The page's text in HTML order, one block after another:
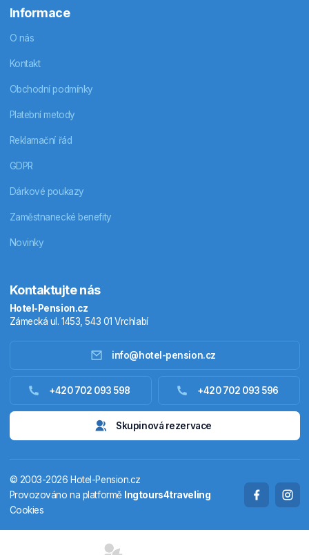
Ubytování zahraniční
Termály
Chaty a chalupy
Informace
O nás
Kontakt
Obchodní podmínky
Platební metody
Reklamační řád
GDPR
Dárkové poukazy
Zaměstnanecké benefity
Novinky
Kontaktujte nás
Hotel-Pension.cz
Zámecká ul. 1453, 543 01 Vrchlabí
info@hotel-pension.cz
+420 702 093 598 +420 702 093 596
Skupinová rezervace
© 2003-2026 Hotel-Pension.cz
Provozováno na platformě Ingtours4traveling
Cookies